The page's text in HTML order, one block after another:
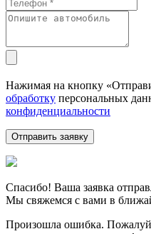
Нажимая на кнопку
обработку персональных
конфиденциальности
Спасибо! Ваша заявка
Мы свяжемся с вами в
Произошла ошибка.